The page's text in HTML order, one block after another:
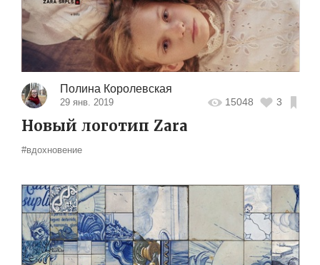
Полина Королевская
29 янв. 2019 15048 3
Новый логотип Zara
#вдохновение